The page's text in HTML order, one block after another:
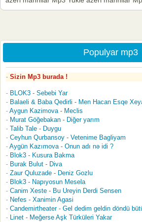
Populyar mp3
Sizin Mp3 burada !
BLOK3 - Sebebi Yar
Balaeli & Baba Qedirli - Men Hacan Esqe
Aygun Kazimova - Meclis
Murat Göğebakan - Diğer yarım
Talib Tale - Duygu
Ceyhun Qurbansoy - Vetenime Bagliyam
Aygün Kazımova - Onun adı nə idi ?
Blok3 - Kusura Bakma
Burak Bulut - Diva
Zaur Quluzade - Deniz Gozlu
Blok3 - Napıyosun Mesela
Canim Xeste - Bu Ureyin Derdi Sensen
Nefes - Xanimin Agasi
Candemirtheater - Gel dedim geldin döndü
Linet - Meğerse Aşk Türküleri Yakar